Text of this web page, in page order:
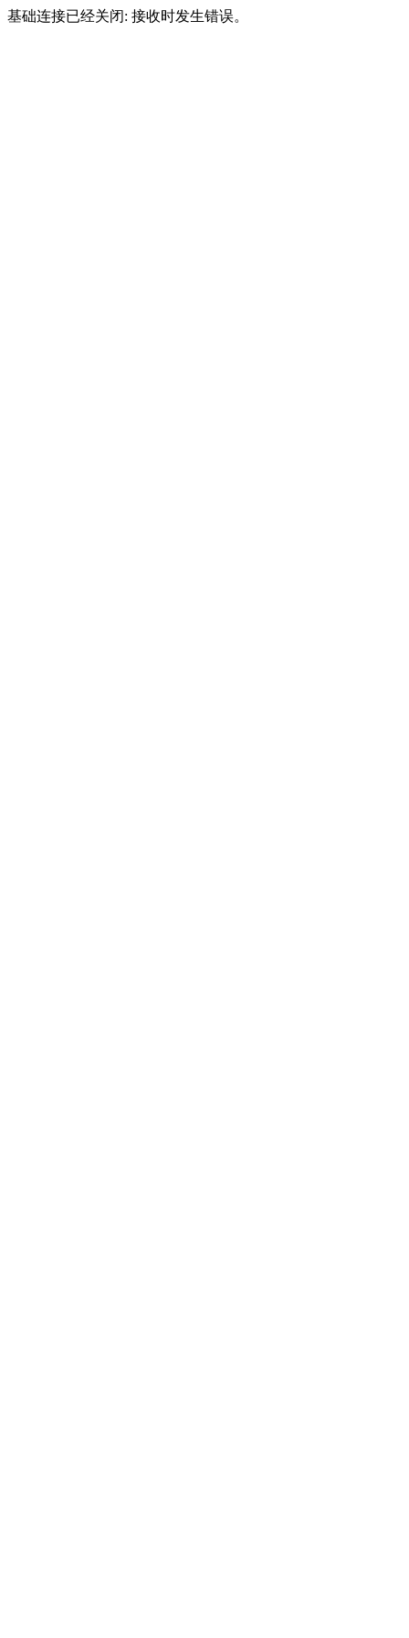
基础连接已经关闭: 接收时发生错误。